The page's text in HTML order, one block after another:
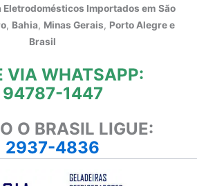
Eletrodomésticos Importados em São
, Bahia, Minas Gerais, Porto Alegre e
Brasil
VIA WHATSAPP:
94787-1447
O BRASIL LIGUE:
2937-4836